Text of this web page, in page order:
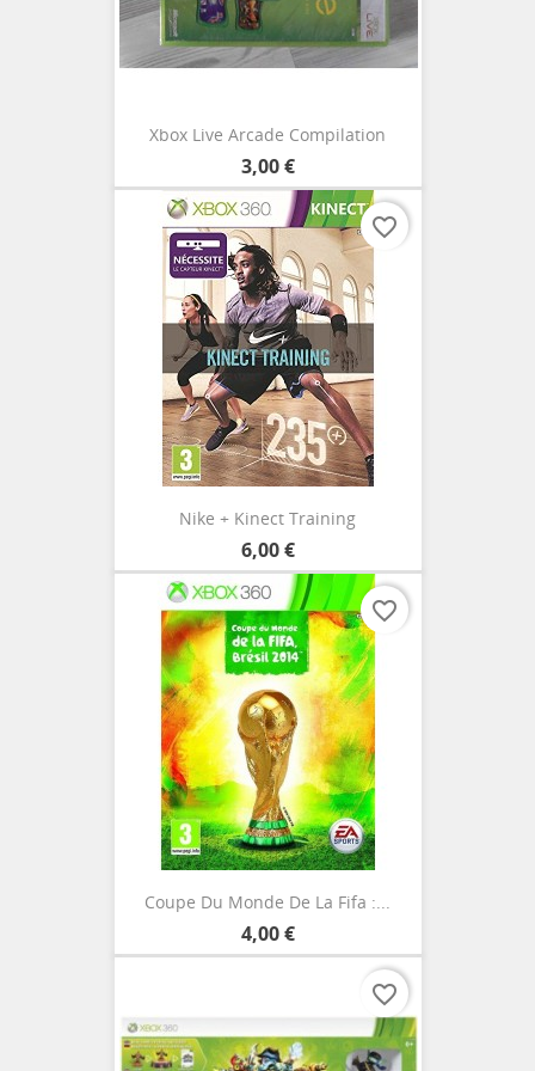
Xbox Live Arcade Compilation
3,00 €
Nike + Kinect Training
6,00 €
favorite_border
Coupe Du Monde De La Fifa :...
4,00 €
favorite_border
favorite_border